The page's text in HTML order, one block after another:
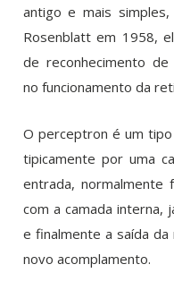
antigo e mais
Rosenblatt em 1958,
de reconhecimento
no funcionamento da
O perceptron é um
tipicamente por uma
entrada, normalmente
com a camada interna,
e finalmente a saída
novo acomplamento.